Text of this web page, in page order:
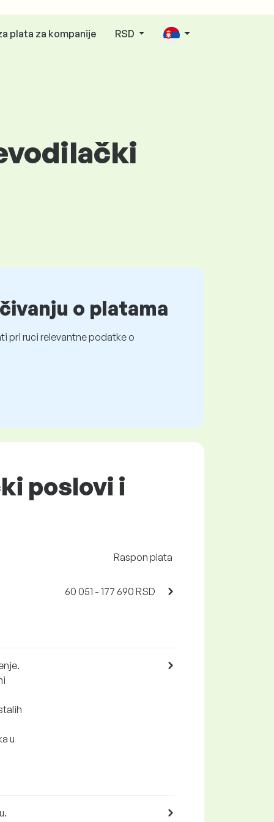
plata za kompanije RSD
o platama
pri ruci relevantne podatke o
poslovi i
Raspon plata
60 051 - 177 690 RSD
u